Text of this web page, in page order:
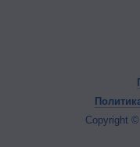
Copyright